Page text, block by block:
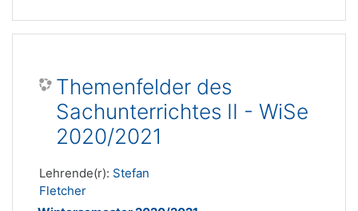
Themenfelder des
Sachunterrichtes II - WiSe
2020/2021
Lehrende(r): Stefan
Fletcher